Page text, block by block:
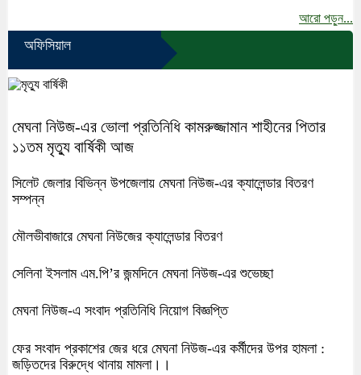
আরো পড়ুন...
অফিসিয়াল
মেঘনা নিউজ-এর ভোলা প্রতিনিধি কামরুজ্জামান শাহীনের পিতার
১১তম মৃত্যু বার্ষিকী আজ
সিলেট জেলার বিভিন্ন উপজেলায় মেঘনা নিউজ-এর ক্যালেন্ডার বিতরণ
সম্পন্ন
মৌলভীবাজারে মেঘনা নিউজের ক্যালেন্ডার বিতরণ
সেলিনা ইসলাম এম.পি’র জন্মদিনে মেঘনা নিউজ-এর শুভেচ্ছা
মেঘনা নিউজ-এ সংবাদ প্রতিনিধি নিয়োগ বিজ্ঞপ্তি
ফের সংবাদ প্রকাশের জের ধরে মেঘনা নিউজ-এর কর্মীদের উপর হামলা :
জড়িতদের বিরুদ্ধে থানায় মামলা।।